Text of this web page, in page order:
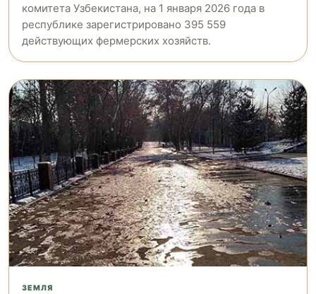
комитета Узбекистана, на 1 января 2026 года в
республике зарегистрировано 395 559
действующих фермерских хозяйств.
ЗЕМЛЯ